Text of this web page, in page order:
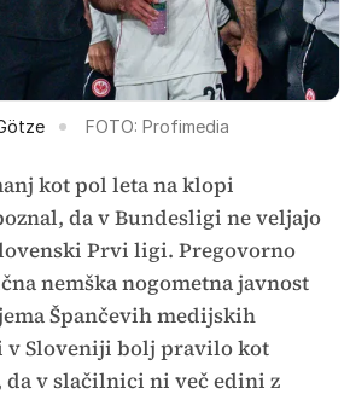
FOTO: Profimedia
kot pol leta na klopi
da v Bundesligi ne veljajo
Prvi ligi. Pregovorno
nemška nogometna javnost
Špančevih medijskih
Sloveniji bolj pravilo kot
da v slačilnici ni več edini z